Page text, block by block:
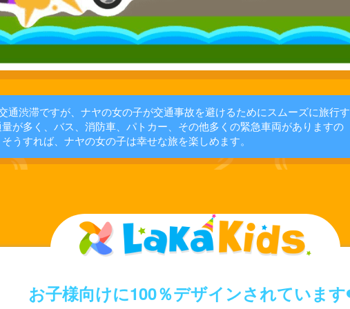
通渋滞ですが、ナヤの女の子が交通事故を避けるためにスムーズに旅行す
が多く、バス、消防車、パトカー、その他多くの緊急車両がありますの
うすれば、ナヤの女の子は幸せな旅を楽しめます。
お子様向けに100％デザインされていま